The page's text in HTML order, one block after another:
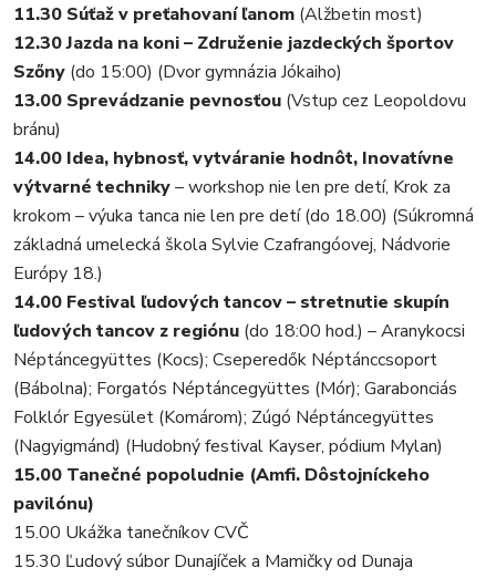
11.30 Súťaž v preťahovaní ľanom (Alžbetin most)
12.30 Jazda na koni – Združenie jazdeckých športov
Szőny (do 15:00) (Dvor gymnázia Jókaiho)
13.00 Sprevádzanie pevnosťou (Vstup cez Leopoldovu
bránu)
14.00 Idea, hybnosť, vytváranie hodnôt, Inovatívne
výtvarné techniky– workshop nie len pre detí, Krok za
krokom – výuka tanca nie len pre detí (do 18.00) (Súkromná
základná umelecká škola Sylvie Czafrangóovej, Nádvorie
Európy 18.)
14.00 Festival ľudových tancov – stretnutie skupín
ľudových tancov z regiónu (do 18:00 hod.) – Aranykocsi
Néptáncegyüttes (Kocs); Cseperedők Néptánccsoport
(Bábolna); Forgatós Néptáncegyüttes (Mór); Garabonciás
Folklór Egyesület (Komárom); Zúgó Néptáncegyüttes
(Nagyigmánd) (Hudobný festival Kayser, pódium Mylan)
15.00 Tanečné popoludnie (Amfi. Dôstojníckeho
pavilónu)
15.00 Ukážka tanečníkov CVČ
15.30 Ľudový súbor Dunajíček a Mamičky od Dunaja